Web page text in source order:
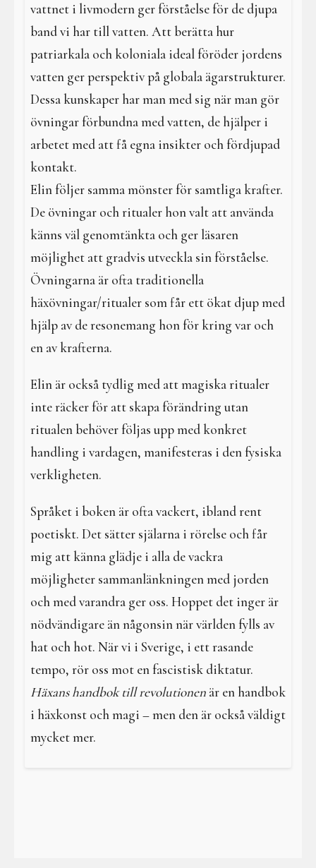
vattnet i livmodern ger förståelse för de djupa
band vi har till vatten. Att berätta hur
patriarkala och koloniala ideal föröder jordens
vatten ger perspektiv på globala ägarstrukturer.
Dessa kunskaper har man med sig när man gör
övningar förbundna med vatten, de hjälper i
arbetet med att få egna insikter och fördjupad
kontakt.
Elin följer samma mönster för samtliga krafter.
De övningar och ritualer hon valt att använda
känns väl genomtänkta och ger läsaren
möjlighet att gradvis utveckla sin förståelse.
Övningarna är ofta traditionella
häxövningar/ritualer som får ett ökat djup med
hjälp av de resonemang hon för kring var och
en av krafterna.
Elin är också tydlig med att magiska ritualer
inte räcker för att skapa förändring utan
ritualen behöver följas upp med konkret
handling i vardagen, manifesteras i den fysiska
verkligheten.
Språket i boken är ofta vackert, ibland rent
poetiskt. Det sätter själarna i rörelse och får
mig att känna glädje i alla de vackra
möjligheter sammanlänkningen med jorden
och med varandra ger oss. Hoppet det inger är
nödvändigare än någonsin när världen fylls av
hat och hot. När vi i Sverige, i ett rasande
tempo, rör oss mot en fascistisk diktatur.
Häxans handbok till revolutionen är en handbok
i häxkonst och magi – men den är också väldigt
mycket mer.